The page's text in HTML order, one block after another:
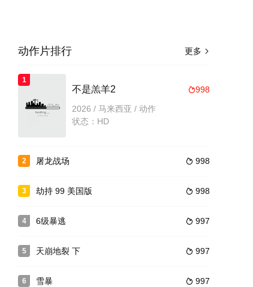
同样令她感到陌生惶恐她
兰德尔，且被政府处以死刑亚历克斯冤屈的死去，但他在弥
中遭遇黑吃黑，失手被擒入狱三年后，出狱的张丹会合老搭档小宝（杨
更多 
动作片排行
1
998
不是羔羊2
2026 / 马来西亚 / 动作
状态：HD
2  998
屠龙战场
3  998
劫持 99 美国版
4  997
6级暴逃
5  997
天崩地裂 下
6  997
雪暴